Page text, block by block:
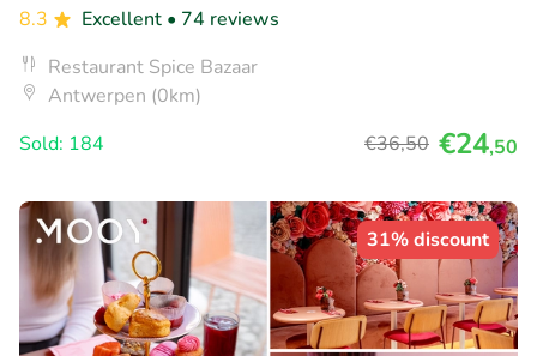
8.3 Excellent • 74 reviews
Restaurant Spice Bazaar
Antwerpen (0km)
Sold: 184
€36,50 €24,50
31% discount